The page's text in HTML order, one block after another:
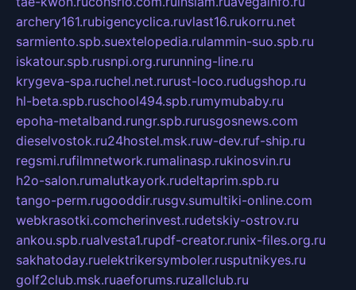
archery161.rubigencyclica.ruvlast16.rukorru.net
sarmiento.spb.suextelopedia.rulammin-suo.spb.ru
iskatour.spb.rusnpi.org.rurunning-line.ru
krygeva-spa.ruchel.net.rurust-loco.rudugshop.ru
hl-beta.spb.ruschool494.spb.rumymubaby.ru
epoha-metalband.rungr.spb.rurusgosnews.com
dieselvostok.ru24hostel.msk.ruw-dev.ruf-ship.ru
regsmi.rufilmnetwork.rumalinasp.rukinosvin.ru
h2o-salon.rumalutkayork.rudeltaprim.spb.ru
tango-perm.rugooddir.rusgv.sumultiki-online.com
webkrasotki.comcherinvest.rudetskiy-ostrov.ru
ankou.spb.rualvesta1.rupdf-creator.runix-files.org.ru
sakhatoday.ruelektrikersymboler.rusputnikyes.ru
golf2club.msk.ruaeforums.ruzallclub.ru